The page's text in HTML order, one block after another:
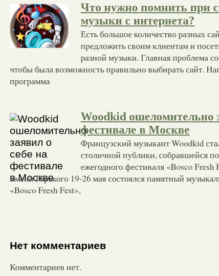
Что нужно помнить при
музыки с интернета?
Есть большое количество разных
предложить своим клиентам и
разной музыки. Главная проблема
чтобы была возможность правильно выбирать сайт.
программа
Woodkid ошеломительно
фестивале в Москве
Французский музыкант Woodkid
столичной публики, собравшейся
ежегодного фестиваля «Bosco
имени Горького 19-26 мая состоялся памятный
«Bosco Fresh Fest»,
Нет комментариев
Комментариев нет.